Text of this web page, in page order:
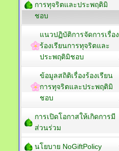
การทุจริตและประพฤติมิ
ชอบ
แนวปฏิบัติการจัดการเรื่อง
ร้องเรียนการทุจริตและ
ประพฤติมิชอบ
ข้อมูลสถิติเรื่องร้องเรียน
การทุจริตและประพฤติมิ
ชอบ
การเปิดโอกาสให้เกิดการมี
ส่วนร่วม
นโยบาย NoGiftPolicy